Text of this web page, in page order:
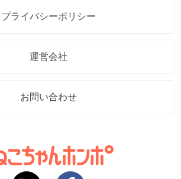
プライバシーポリシー
運営会社
お問い合わせ